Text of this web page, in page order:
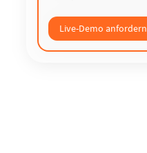
Live-Demo anfordern